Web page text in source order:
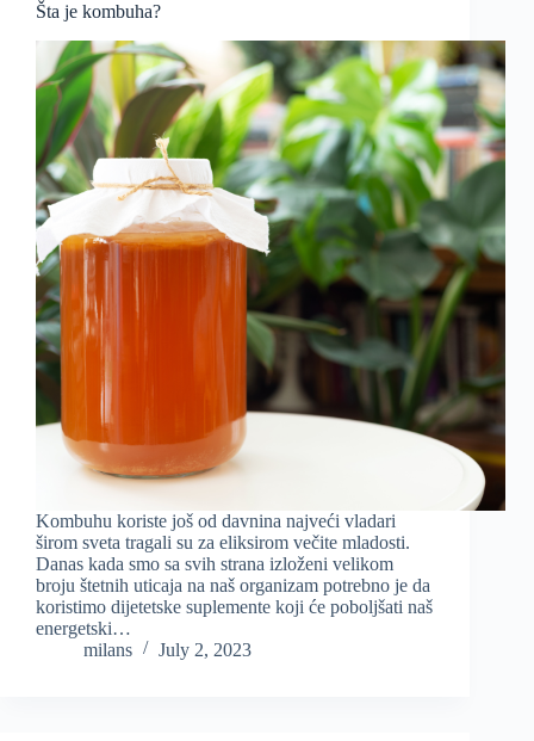
Šta je kombuha?
Kombuhu koriste još od davnina najveći vladari
širom sveta tragali su za eliksirom večite mladosti.
Danas kada smo sa svih strana izloženi velikom
broju štetnih uticaja na naš organizam potrebno je da
koristimo dijetetske suplemente koji će poboljšati naš
energetski…
milans
July 2, 2023